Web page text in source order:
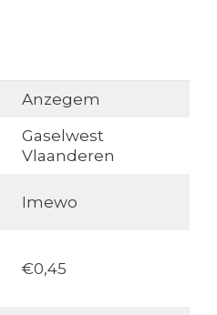
Anzegem
Gaselwest
Vlaanderen
Imewo
€0,45